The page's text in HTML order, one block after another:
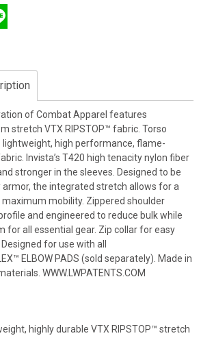
of Combat Apparel features
stretch VTX RIPSTOP™ fabric. Torso
high performance, flame-
Invista’s T420 high tenacity nylon fiber
stronger in the sleeves. Designed to be
armor, the integrated stretch allows for a
mobility. Zippered shoulder
and engineered to reduce bulk while
for all essential gear. Zip collar for easy
for use with all
ELBOW PADS (sold separately). Made in
WWW.LWPATENTS.COM
highly durable VTX RIPSTOP™ stretch